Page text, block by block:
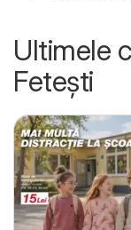
Ultimele
Feteşti